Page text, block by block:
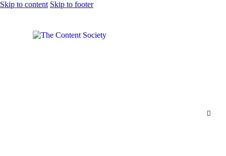
Skip to content Skip to footer